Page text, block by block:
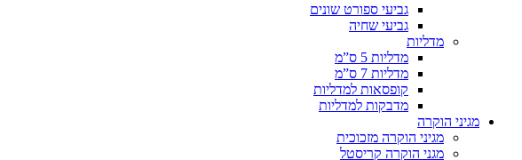
גביעי ספורט שונים
גביעי שחיה
מדליות
מדליות 5 ס”מ
מדליות 7 ס”מ
קופסאות למדליות
מדבקות למדליות
מגיני הוקרה
מגיני הוקרה מזכוכית
מגני הוקרה קריסטל